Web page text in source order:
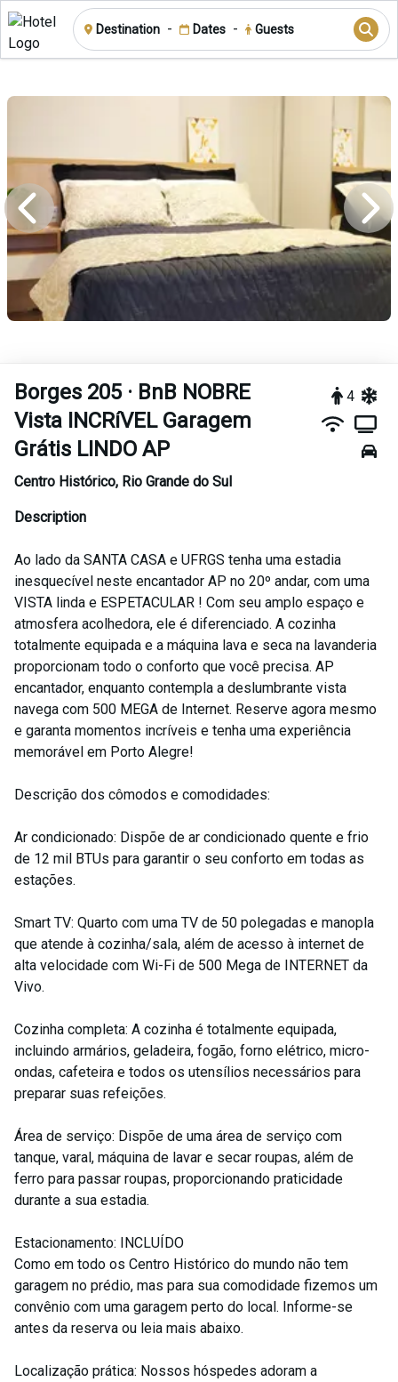
Destination - Dates - Guests
Borges 205 · BnB NOBRE
Vista INCRíVEL Garagem
Grátis LINDO AP
4
Centro Histórico, Rio Grande do Sul
Description
Ao lado da SANTA CASA e UFRGS tenha uma estadia
inesquecível neste encantador AP no 20º andar, com uma
VISTA linda e ESPETACULAR ! Com seu amplo espaço e
atmosfera acolhedora, ele é diferenciado. A cozinha
totalmente equipada e a máquina lava e seca na lavanderia
proporcionam todo o conforto que você precisa. AP
encantador, enquanto contempla a deslumbrante vista
navega com 500 MEGA de Internet. Reserve agora mesmo
e garanta momentos incríveis e tenha uma experiência
memorável em Porto Alegre!
Descrição dos cômodos e comodidades:
Ar condicionado: Dispõe de ar condicionado quente e frio
de 12 mil BTUs para garantir o seu conforto em todas as
estações.
Smart TV: Quarto com uma TV de 50 polegadas e manopla
que atende à cozinha/sala, além de acesso à internet de
alta velocidade com Wi-Fi de 500 Mega de INTERNET da
Vivo.
Cozinha completa: A cozinha é totalmente equipada,
incluindo armários, geladeira, fogão, forno elétrico, micro-
ondas, cafeteira e todos os utensílios necessários para
preparar suas refeições.
Área de serviço: Dispõe de uma área de serviço com
tanque, varal, máquina de lavar e secar roupas, além de
ferro para passar roupas, proporcionando praticidade
durante a sua estadia.
Estacionamento: INCLUÍDO
Como em todo os Centro Histórico do mundo não tem
garagem no prédio, mas para sua comodidade fizemos um
convênio com uma garagem perto do local. Informe-se
antes da reserva ou leia mais abaixo.
Localização prática: Nossos hóspedes adoram a